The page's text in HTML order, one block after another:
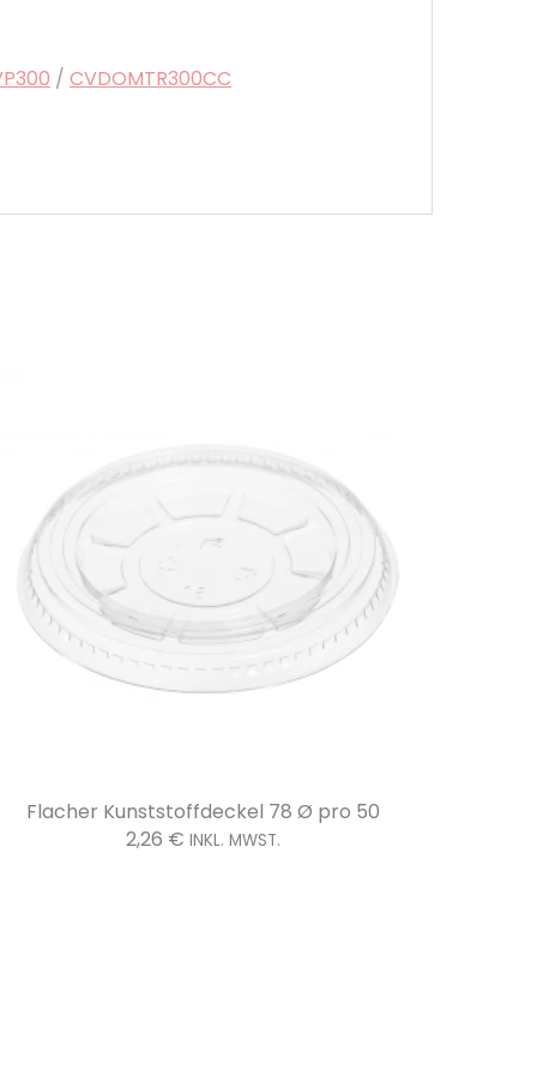
/ CVDOMTR300CC
Kunststoffdeckel Kuppel mit Loch 78 Ø pro 50
2,40 € INKL. MWST.